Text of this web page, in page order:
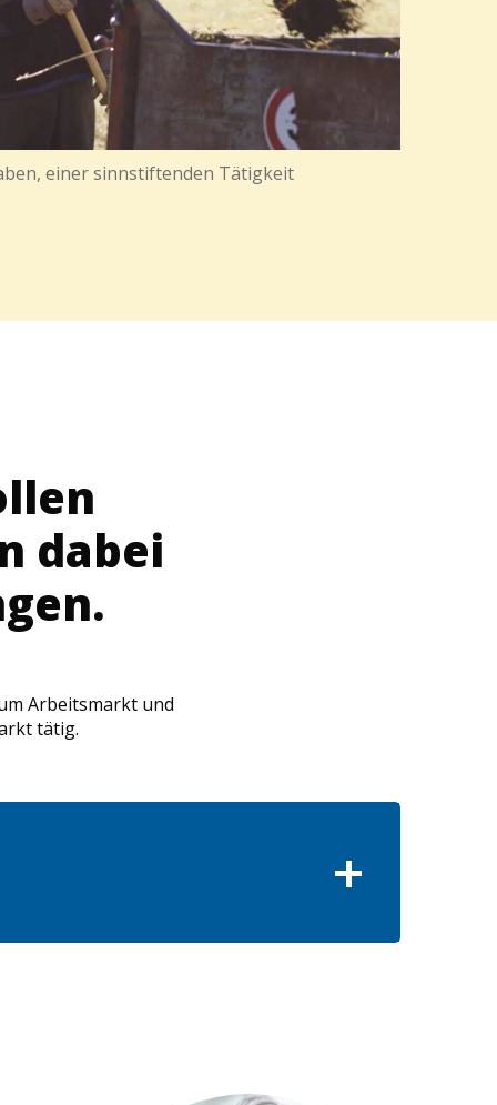
einer sinnstiftenden Tätigkeit
dabei
Arbeitsmarkt und
tätig.